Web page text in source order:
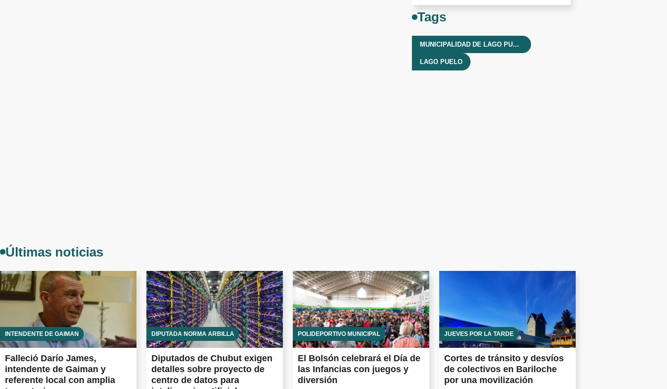
Tags
MUNICIPALIDAD DE LAGO PUELO
LAGO PUELO
Últimas noticias
INTENDENTE DE GAIMAN
Falleció Darío James,
intendente de Gaiman y
referente local con amplia
DIPUTADA NORMA ARBILLA
Diputados de Chubut exigen
detalles sobre proyecto de
centro de datos para
POLIDEPORTIVO MUNICIPAL
El Bolsón celebrará el Día de
las Infancias con juegos y
diversión
JUEVES POR LA TARDE
Cortes de tránsito y desvíos
de colectivos en Bariloche
por una movilización